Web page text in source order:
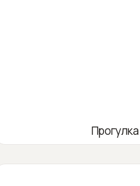
Прогулка